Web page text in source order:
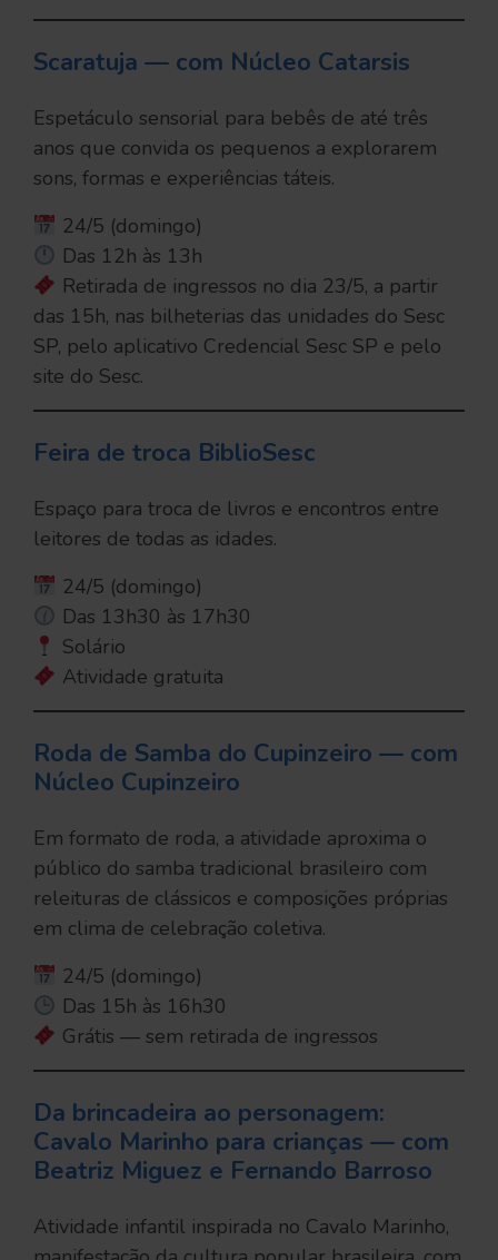
Scaratuja — com Núcleo Catarsis
Espetáculo sensorial para bebês de até três
anos que convida os pequenos a explorarem
sons, formas e experiências táteis.
24/5 (domingo)
Das 12h às 13h
Retirada de ingressos no dia 23/5, a partir
das 15h, nas bilheterias das unidades do Sesc
SP, pelo aplicativo Credencial Sesc SP e pelo
site do Sesc.
Feira de troca BiblioSesc
Espaço para troca de livros e encontros entre
leitores de todas as idades.
24/5 (domingo)
Das 13h30 às 17h30
Solário
Atividade gratuita
Roda de Samba do Cupinzeiro — com
Núcleo Cupinzeiro
Em formato de roda, a atividade aproxima o
público do samba tradicional brasileiro com
releituras de clássicos e composições próprias
em clima de celebração coletiva.
24/5 (domingo)
Das 15h às 16h30
Grátis — sem retirada de ingressos
Da brincadeira ao personagem:
Cavalo Marinho para crianças — com
Beatriz Miguez e Fernando Barroso
Atividade infantil inspirada no Cavalo Marinho,